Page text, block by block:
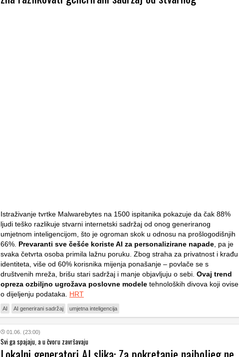
Istraživanje tvrtke Malwarebytes na 1500 ispitanika pokazuje da čak 88%
ljudi teško razlikuje stvarni internetski sadržaj od onog generiranog
umjetnom inteligencijom, što je ogroman skok u odnosu na prošlogodišnjih
66%. Prevaranti sve češće koriste AI za personalizirane napade , pa je
svaka četvrta osoba primila lažnu poruku. Zbog straha za privatnost i krađu
identiteta, više od 60% korisnika mijenja ponašanje – povlače se s
društvenih mreža, brišu stari sadržaj i manje objavljuju o sebi. Ovaj trend
opreza ozbiljno ugrožava poslovne modele tehnoloških divova koji ovise
o dijeljenju podataka. HRT
AI AI generirani sadržaj umjetna inteligencija
01.06. (23:00)
Svi ga spajaju, a u čvoru završavaju